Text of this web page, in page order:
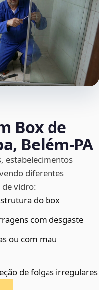
Box de
Belém‑PA
estabelecimentos
diferentes
de vidro:
do box
com desgaste
ou com mau
de folgas irregulares